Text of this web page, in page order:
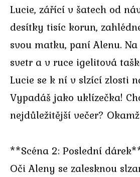
Lucie, zářící v šatech od
desítky tisíc korun,
svou matku, paní Alenu.
svetr a v ruce igelitová
Lucie se k ní v slzící zlosti
Vypadáš jako uklízečka!
nejdůležitější večer?
**Scéna 2: Poslední
Oči Aleny se zalesknou